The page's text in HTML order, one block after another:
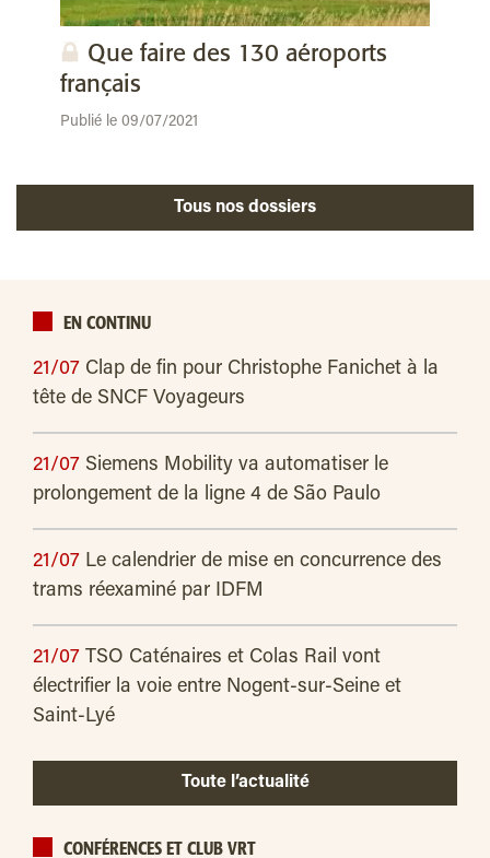
Que faire des 130 aéroports
français
Publié le 09/07/2021
Tous nos dossiers
EN CONTINU
21/07 Clap de fin pour Christophe Fanichet à la
tête de SNCF Voyageurs
21/07 Siemens Mobility va automatiser le
prolongement de la ligne 4 de São Paulo
21/07 Le calendrier de mise en concurrence des
trams réexaminé par IDFM
21/07 TSO Caténaires et Colas Rail vont
électrifier la voie entre Nogent-sur-Seine et
Saint-Lyé
Toute l’actualité
CONFÉRENCES ET CLUB VRT